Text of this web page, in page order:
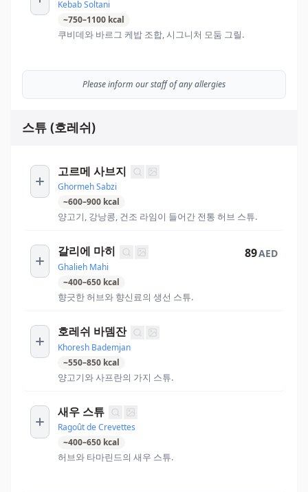
Kebab Soltani
~750–1100 kcal
쿠비데와 바르그 케밥 조합, 시그니처 모둠 그릴.
Please inform our staff of any allergies
스튜 (호레쉬)
고르메 사브지
Ghormeh Sabzi
~600–900 kcal
양고기, 강낭콩, 건조 라임이 들어간 전통 허브 스튜.
갈리에 마히
Ghalieh Mahi
~400–650 kcal
향긋한 허브와 향신료의 생선 스튜.
89AED
호레쉬 바뎀잔
Khoresh Bademjan
~550–850 kcal
양고기와 사프란의 가지 스튜.
새우 스튜
Ragoût de Crevettes
~400–650 kcal
허브와 타마린드의 새우 스튜.